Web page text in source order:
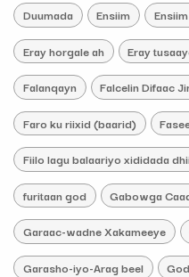
Duumada Ensiim
Eray horgale ah Eray
Falanqayn Falcelin Difaac
Faro ku riixid (baarid)
Fiilo lagu balaariyo xididada
furitaan god Gabowga
Garaac-wadne Xakameeye
Garasho-iyo-Arag beel